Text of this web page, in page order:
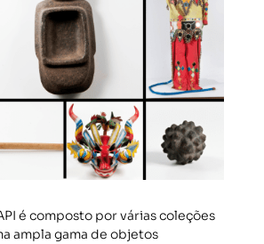
é composto por várias coleções
ampla gama de objetos